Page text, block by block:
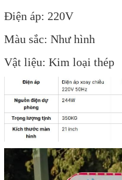
Điện áp: 220V
Màu sắc: Như hình
Vật liệu: Kim loại thép